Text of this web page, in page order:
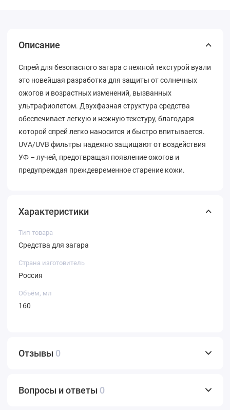
Описание
Спрей для безопасного загара с нежной текстурой вуали
это новейшая разработка для защиты от солнечных
ожогов и возрастных изменений, вызванных
ультрафиолетом. Двухфазная структура средства
обеспечивает легкую и нежную текстуру, благодаря
которой спрей легко наносится и быстро впитывается.
UVA/UVВ фильтры надежно защищают от воздействия
УФ – лучей, предотвращая появление ожогов и
предупреждая преждевременное старение кожи.
Характеристики
Тип товара
Средства для загара
Страна изготовитель
Россия
Объём, мл
160
Отзывы 0
Вопросы и ответы 0